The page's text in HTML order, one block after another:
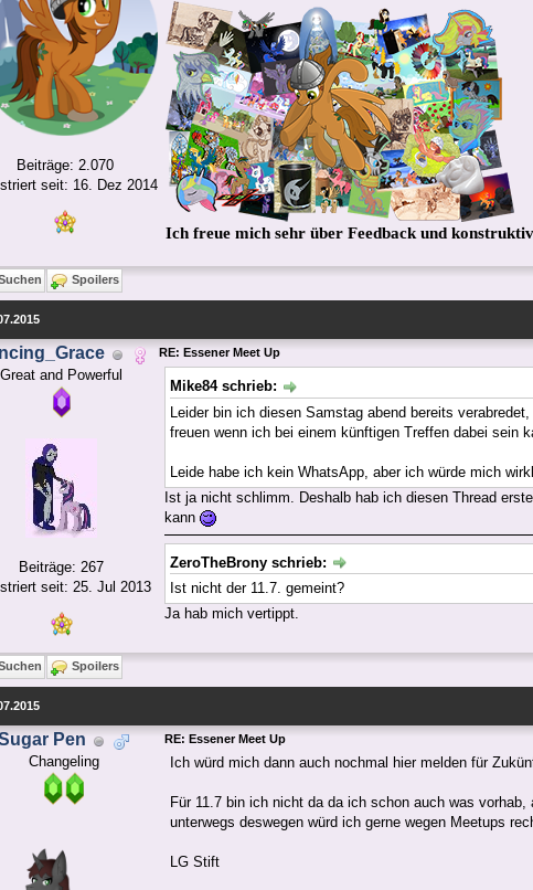
Beiträge: 2.070
seit: 16. Dez 2014
Ich freue mich sehr über Feedback und
Spoilers
Great and Powerful
Beiträge: 267
seit: 25. Jul 2013
RE: Essener Meet Up
Mike84 schrieb:
Leider bin ich diesen Samstag abend bereits
freuen wenn ich bei einem künftigen Treffen dabei sein
Leide habe ich kein WhatsApp, aber ich würde mich
Ist ja nicht schlimm. Deshalb hab ich diesen Thread
kann
ZeroTheBrony schrieb:
Ist nicht der 11.7. gemeint?
Ja hab mich vertippt.
Spoilers
Pen
Changeling
RE: Essener Meet Up
Ich würd mich dann auch nochmal hier melden für
Für 11.7 bin ich nicht da da ich schon auch was
unterwegs deswegen würd ich gerne wegen Meetups
LG Stift